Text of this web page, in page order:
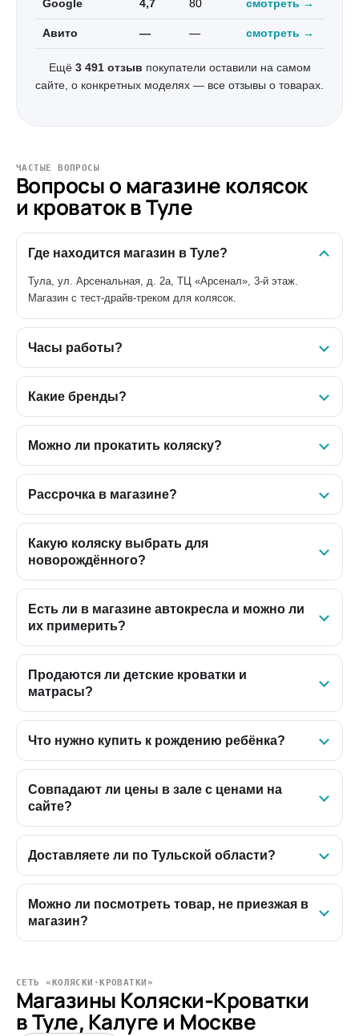
Google 4,7 80 смотреть →
Авито — — смотреть →
Ещё 3 491 отзыв покупатели оставили на самом
сайте, о конкретных моделях — все отзывы о товарах.
ЧАСТЫЕ ВОПРОСЫ
Вопросы о магазине колясок
и кроваток в Туле
Где находится магазин в Туле?
Тула, ул. Арсенальная, д. 2а, ТЦ «Арсенал», 3-й этаж.
Магазин с тест-драйв-треком для колясок.
Часы работы?
Какие бренды?
Можно ли прокатить коляску?
Рассрочка в магазине?
Какую коляску выбрать для
новорождённого?
Есть ли в магазине автокресла и можно ли
их примерить?
Продаются ли детские кроватки и
матрасы?
Что нужно купить к рождению ребёнка?
Совпадают ли цены в зале с ценами на
сайте?
Доставляете ли по Тульской области?
Можно ли посмотреть товар, не приезжая в
магазин?
СЕТЬ «КОЛЯСКИ·КРОВАТКИ»
Магазины Коляски-Кроватки
в Туле, Калуге и Москве